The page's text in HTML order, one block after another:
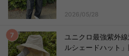
2026/05/28
ユニクロ最強紫外
ルシェードハット